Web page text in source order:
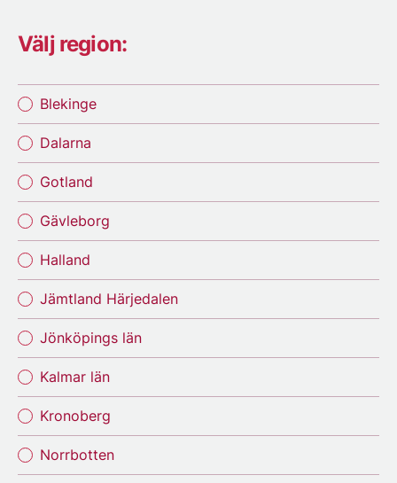
Välj region:
Blekinge
Dalarna
Gotland
Gävleborg
Halland
Jämtland Härjedalen
Jönköpings län
Kalmar län
Kronoberg
Norrbotten